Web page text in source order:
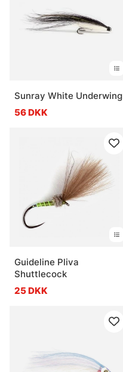
Sunray White Underwing
56 DKK
Guideline Pliva
Shuttlecock
25 DKK